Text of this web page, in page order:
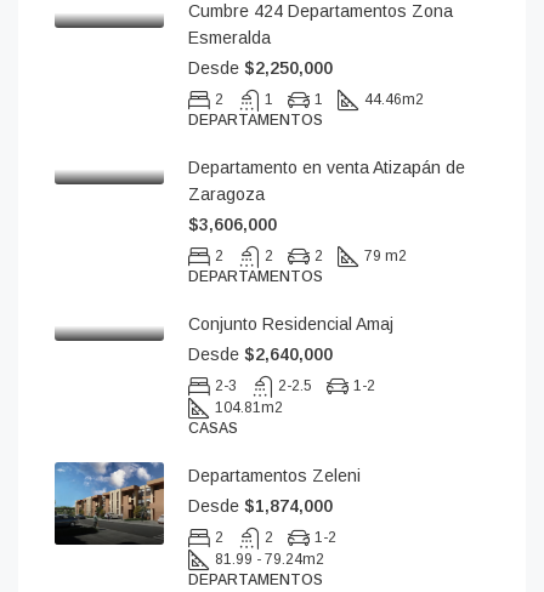
Cumbre 424 Departamentos Zona
Esmeralda
Desde $2,250,000
2 1 1 44.46m2
DEPARTAMENTOS
Departamento en venta Atizapán de
Zaragoza
$3,606,000
2 2 2
79 m2
DEPARTAMENTOS
Conjunto Residencial Amaj
Desde $2,640,000
2-3 2-2.5
1-2
104.81m2
CASAS
Departamentos Zeleni
Desde $1,874,000
2 2
1-2
81.99 - 79.24m2
DEPARTAMENTOS